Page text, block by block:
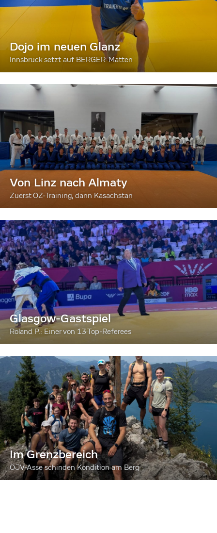
Dojo im neuen Glanz
Innsbruck setzt auf BERGER-Matten
Von Linz nach Almaty
Zuerst OZ-Training, dann Kasachstan
Glasgow-Gastspiel
Roland P.: Einer von 13 Top-Referees
Im Grenzbereich
ÖJV-Asse schinden Kondition am Berg